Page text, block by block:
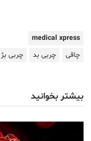
medical xpress
چاقی
چربی بد چربی بژ
بیشتر بخوانید